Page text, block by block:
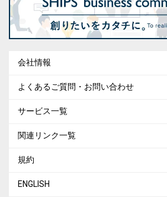
会社情報
よくあるご質問・お問い合わせ
サービス一覧
関連リンク一覧
規約
ENGLISH